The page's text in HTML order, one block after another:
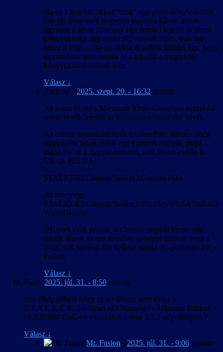
Ha ez a helyzet, akkor “csak” egy plusz könyvtárszint
van (és hogy még nagyobb legyen a káosz, annak
ugyanaz a neve, mint egy egy szinttel lejjebb is létező
könyvtárnak), egy elvárt fájl viszont nincs, más baj
nincs is vele… De ezt akkor át tudjuk hidalni úgy, hogy
ugyanakkor nem romlik el a telepítő a megfelelő
könyvtárszerkezetnél sem.
Válasz ↓
Android - 2025. szept. 20. - 16:32 szerint:
Az lenne jó, ha a Microsoft/Xbox GamePass verzióval
rendelkezők leírnák az útvonalakat és az exe nevét.
Az eddigi tapasztalatokból a GamePass minden játék
mappájába berak előbb egy Content mappát, majd
utána jön az a mappaszerkezet, ami Steam esetén is.
CSAK PÉLDA!
STALKER2/Content/Stalker2/Content/Paks
Az exe meg:
STALKER2/Content/Stalker2/Binaries/Win64/Stalker2-
WinGDK.exe
DE ezek csak példák, a Content mappát biztos oda
rakják illetve az exe nevében is benne szokott lenni a
WinGDK szöveg. De kellene valaki aki pontosan leírja
ezeket.
Válasz ↓
Papi - 2025. júl. 31. - 8:50 szerint:
szia elképzelhető hogy ez a változat nem megy a
S.T.A.L.K.E.R. 2 – Heart of Chornobyl – Ultimate Edition
v1.5.83094 GoG-os változattal a sima 1.5.1-el próbáljam ?
Válasz ↓
Mr. Fusion - 2025. júl. 31. - 9:06 szerint: